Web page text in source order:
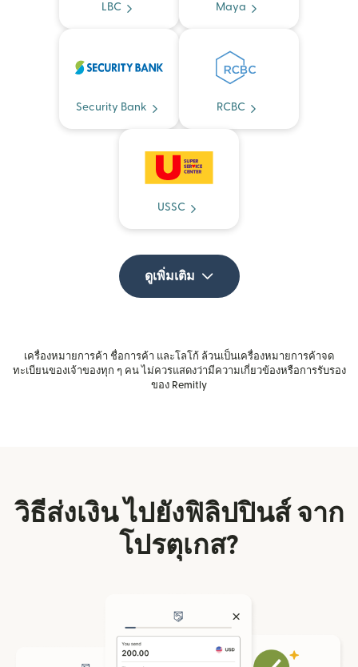
LBC Maya
Security Bank RCBC
USSC
ดูเพิ่มเติม
เครื่องหมายการค้า ชื่อการค้า และโลโก้ ล้วนเป็นเครื่องหมายการค้าจด
ทะเบียนของเจ้าของทุก ๆ คน ไม่ควรแสดงว่ามีความเกี่ยวข้องหรือการรับรอง
ของ Remitly
วิธีส่งเงิน ไปยังฟิลิปปินส์ จาก
โปรตุเกส?